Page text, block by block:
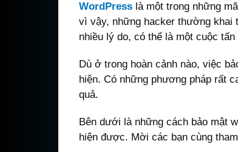
WordPress là một trong những
vì vậy, những hacker thường khai
nhiều lý do, có thể là một cuộc
Dù ở trong hoàn cảnh nào, việc
hiện. Có những phương pháp rất
quả.
Bên dưới là những cách bảo mật
hiện được. Mời các bạn cùng